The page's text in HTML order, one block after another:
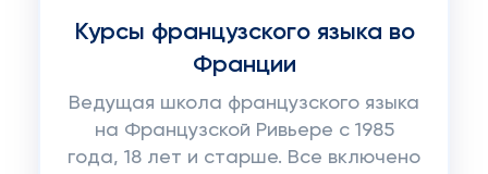
Курсы французского языка во
Франции
Ведущая школа французского языка
на Французской Ривьере с 1985
года, 18 лет и старше. Все включено